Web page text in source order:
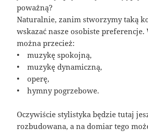
poważną?
Naturalnie, zanim stworzymy taką
wskazać nasze osobiste
można przecież:
• muzykę spokojną,
• muzykę dynamiczną,
• operę,
• hymny pogrzebowe.
Oczywiście stylistyka będzie tutaj
rozbudowana, a na domiar tego